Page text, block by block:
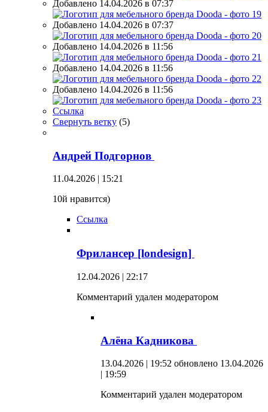
Добавлено 14.04.2026 в 07:37
Добавлено 14.04.2026 в 07:37
Добавлено 14.04.2026 в 11:56
Добавлено 14.04.2026 в 11:56
Добавлено 14.04.2026 в 11:56
Ссылка
Свернуть ветку (5)
Андрей Подгорнов
11.04.2026 | 15:21
10й нравится)
Ссылка
Фрилансер [londesign]
12.04.2026 | 22:17
Комментарий удален модератором
Алёна Кадникова
13.04.2026 | 19:52 обновлено 13.04.2026
| 19:59
Комментарий удален модератором